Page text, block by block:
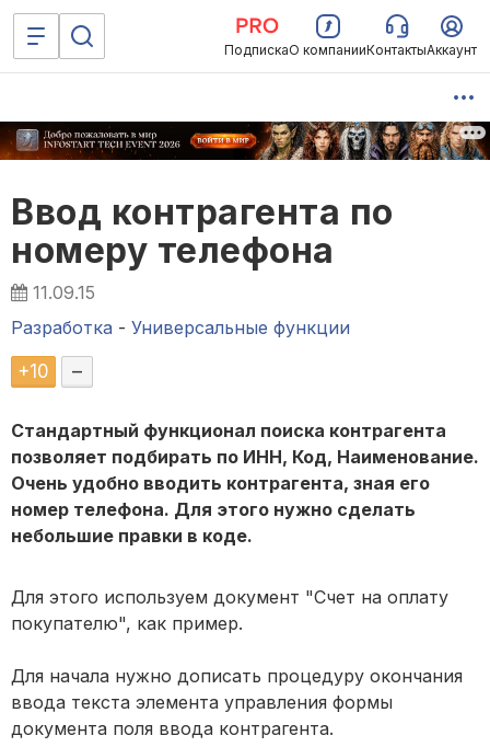
ПодпискаО компанииКонтактыАккаунт
Ввод контрагента по
номеру телефона
11.09.15
Разработка - Универсальные функции
+10 –
Стандартный функционал поиска контрагента
позволяет подбирать по ИНН, Код, Наименование.
Очень удобно вводить контрагента, зная его
номер телефона. Для этого нужно сделать
небольшие правки в коде.
Для этого используем документ "Счет на оплату
покупателю", как пример.
Для начала нужно дописать процедуру окончания
ввода текста элемента управления формы
документа поля ввода контрагента.